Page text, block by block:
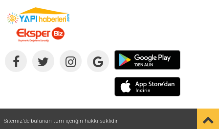
Sitemiz'de bulunan tüm içeriğin hakkı saklıdır